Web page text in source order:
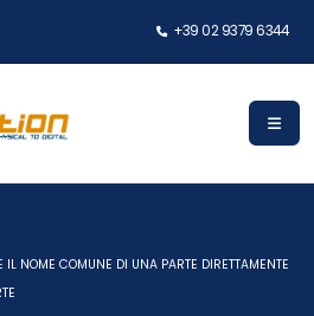
+39 02 9379 6344
NOME COMUNE DI UNA PARTE DIRETTAMENTE